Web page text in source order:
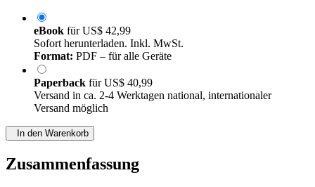
eBook fürUS$ 42,99
Sofort herunterladen. Inkl. MwSt.
Format: PDF – für alle Geräte
Paperback fürUS$ 40,99
Versand in ca. 2-4 Werktagen national, internationaler
Versand möglich
In den Warenkorb
Zusammenfassung